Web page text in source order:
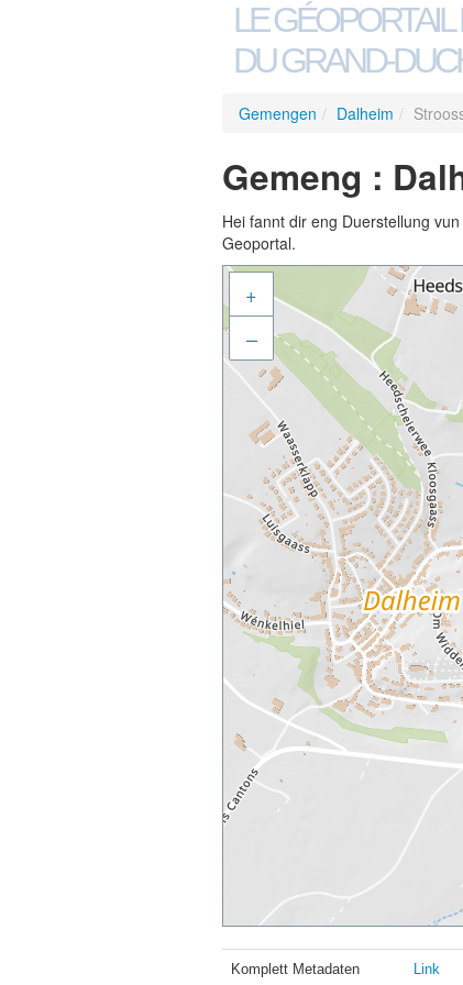
LE
DU GRAND-
Gemengen / Dalheim /
Gemeng :
Hei fannt dir eng Duerstellung
Geoportal.
+
–
Komplett Metadaten Link